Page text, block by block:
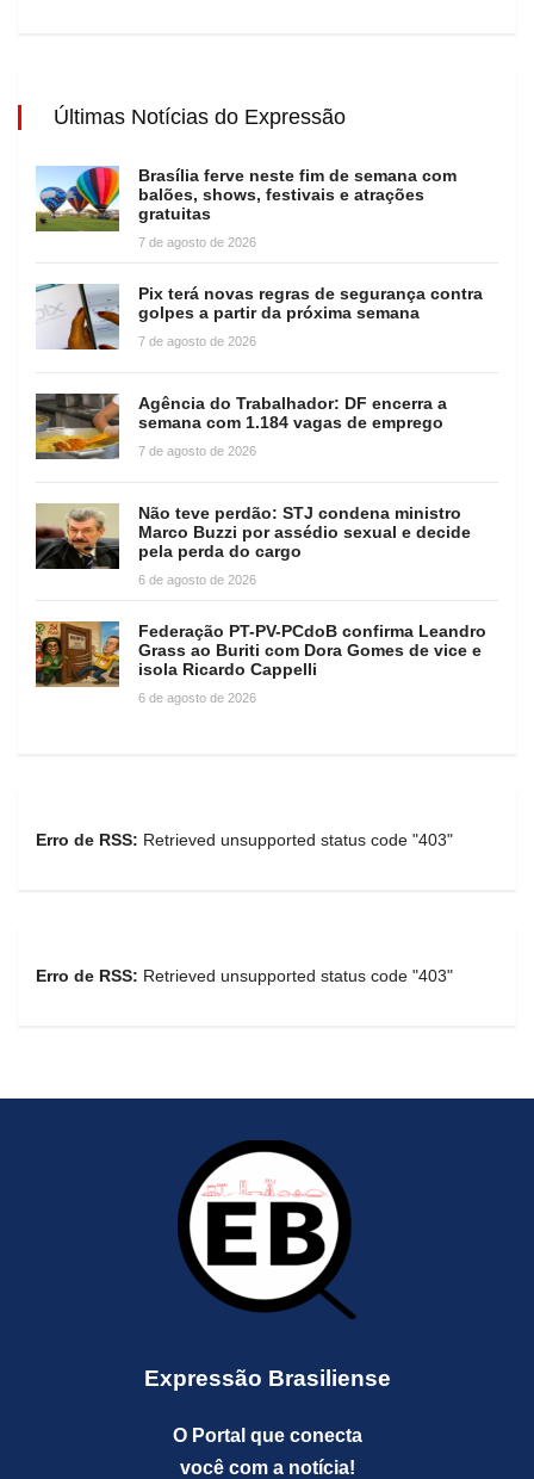
Últimas Notícias do Expressão
Brasília ferve neste fim de semana com
balões, shows, festivais e atrações
gratuitas
7 de agosto de 2026
Pix terá novas regras de segurança contra
golpes a partir da próxima semana
7 de agosto de 2026
Agência do Trabalhador: DF encerra a
semana com 1.184 vagas de emprego
7 de agosto de 2026
Não teve perdão: STJ condena ministro
Marco Buzzi por assédio sexual e decide
pela perda do cargo
6 de agosto de 2026
Federação PT-PV-PCdoB confirma Leandro
Grass ao Buriti com Dora Gomes de vice e
isola Ricardo Cappelli
6 de agosto de 2026
Erro de RSS: Retrieved unsupported status code "403"
Erro de RSS: Retrieved unsupported status code "403"
Expressão Brasiliense
O Portal que conecta
você com a notícia!